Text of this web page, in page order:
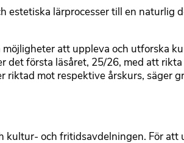
estetiska lärprocesser till en naturlig
att uppleva och utforska
det första läsåret, 25/26, med att rikta
riktad mot respektive årskurs, säger
kultur- och fritidsavdelningen. För att